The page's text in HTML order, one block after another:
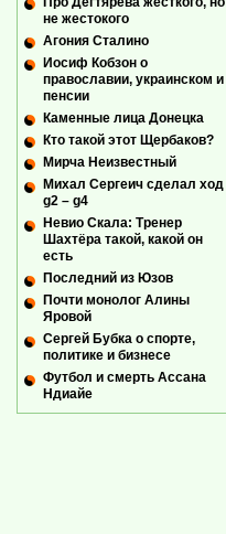
не жестокого
Агония Сталино
Иосиф Кобзон о
православии, украинском и
пенсии
Каменные лица Донецка
Кто такой этот Щербаков?
Мирча Неизвестный
Михал Сергеич сделал ход
g2 – g4
Невио Скала: Тренер
Шахтёра такой, какой он
есть
Последний из Юзов
Почти монолог Алины
Яровой
Сергей Бубка о спорте,
политике и бизнесе
Футбол и смерть Ассана
Ндиайе